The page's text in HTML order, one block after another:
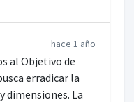
hace 1 año
al Objetivo de
erradicar la
dimensiones. La